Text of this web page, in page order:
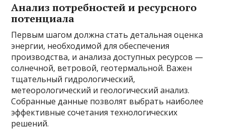
Анализ потребностей и ресурсного
потенциала
Первым шагом должна стать детальная оценка
энергии, необходимой для обеспечения
производства, и анализа доступных ресурсов —
солнечной, ветровой, геотермальной. Важен
тщательный гидрологический,
метеорологический и геологический анализ.
Собранные данные позволят выбрать наиболее
эффективные сочетания технологических
решений.